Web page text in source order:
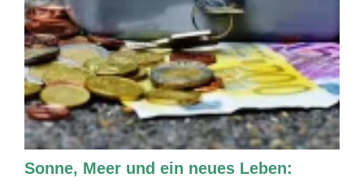
Sonne, Meer und ein neues Leben: